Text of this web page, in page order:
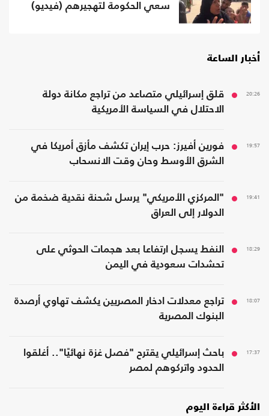
سعي الحكومة لتهجيرهم (فيديو)
أخبار الساعة
20:26
قلق إسرائيلي متصاعد من تراجع مكانة دولة
الاحتلال في السياسة الأمريكية
19:57
فورين أفيرز: حرب إيران تكشف مأزق أمريكا في
الشرق الأوسط وحان وقت الانسحاب
19:41
"المركزي الأمريكي" يرسل شحنة نقدية ضخمة من
الدولار إلى العراق
18:29
النفط يسجل ارتفاعا بعد هجمات الحوثي على
تحشدات سعودية في اليمن
18:07
تراجع معدلات ادخار المصريين يكشف تهاوي أرصدة
البنوك المصرية
17:37
باحث إسرائيلي يقترح "فصل غزة نهائيًا".. أغلقوا
الحدود واتركوهم لمصر
الأكثر قراءة اليوم